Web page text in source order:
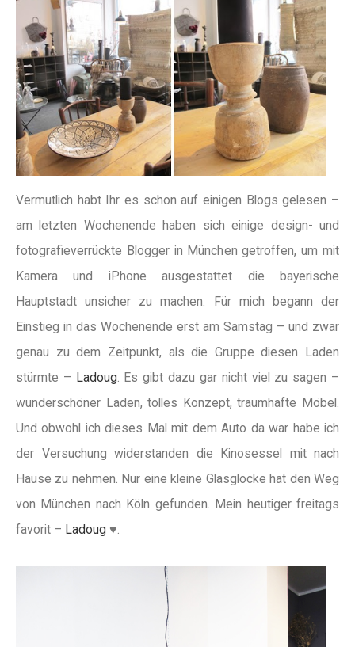
Vermutlich habt Ihr es schon auf einigen Blogs gelesen –
am letzten Wochenende haben sich einige design- und
fotografieverrückte Blogger in München getroffen, um mit
Kamera und iPhone ausgestattet die bayerische
Hauptstadt unsicher zu machen. Für mich begann der
Einstieg in das Wochenende erst am Samstag – und zwar
genau zu dem Zeitpunkt, als die Gruppe diesen Laden
stürmte – Ladoug. Es gibt dazu gar nicht viel zu sagen –
wunderschöner Laden, tolles Konzept, traumhafte Möbel.
Und obwohl ich dieses Mal mit dem Auto da war habe ich
der Versuchung widerstanden die Kinosessel mit nach
Hause zu nehmen. Nur eine kleine Glasglocke hat den Weg
von München nach Köln gefunden. Mein heutiger freitags
favorit – Ladoug ♥.